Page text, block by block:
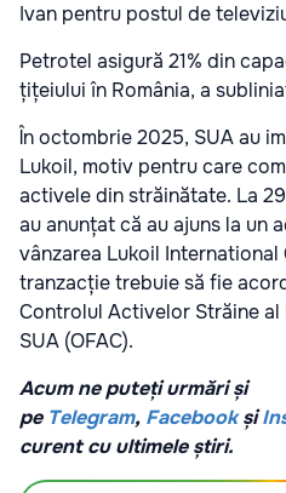
Ivan pentru postul de
Petrotel asigură 21% din
țițeiului în România, a
În octombrie 2025, SUA au
Lukoil, motiv pentru care
activele din străinătate. La
au anunțat că au ajuns la un
vânzarea Lukoil International
tranzacție trebuie să fie
Controlul Activelor Străine
SUA (OFAC).
Acum ne puteți urmări și
pe Telegram, Facebook și
curent cu ultimele știri.